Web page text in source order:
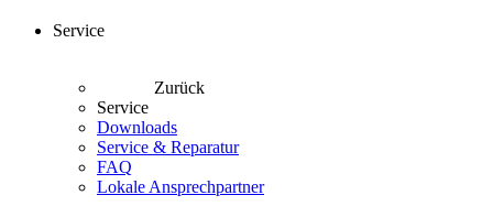
Service
Zurück
Service
Downloads
Service & Reparatur
FAQ
Lokale Ansprechpartner